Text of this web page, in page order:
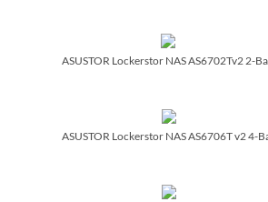
ASUSTOR Lockerstor NAS AS6702Tv2 2-
ASUSTOR Lockerstor NAS AS6706T v2 4-